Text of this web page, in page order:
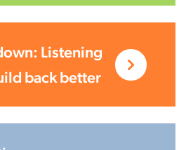
Listening
back better